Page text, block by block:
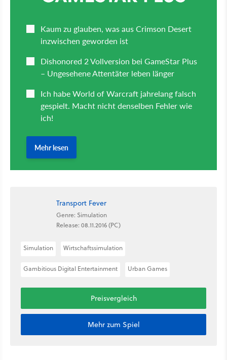
Transport Fever
Genre: Simulation
Release: 08.11.2016 (PC)
Simulation Wirtschaftssimulation
Gambitious Digital Entertainment Urban Games
Preisvergleich
Mehr zum Spiel